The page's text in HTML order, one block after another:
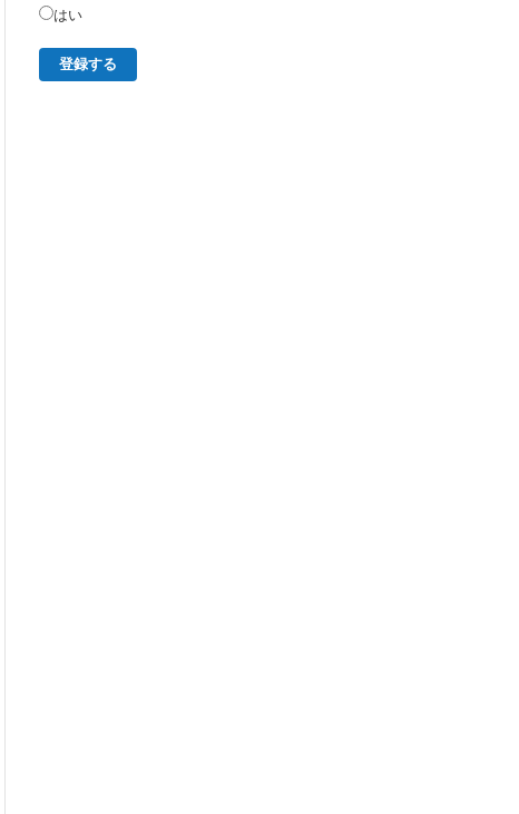
・当個人情報の利用目的の通知、開
用の停止・消去および第三者への提供
の停止（「開示等」といいます。）を
はい